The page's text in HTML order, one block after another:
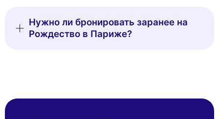
Нужно ли бронировать заранее на
Рождество в Париже?